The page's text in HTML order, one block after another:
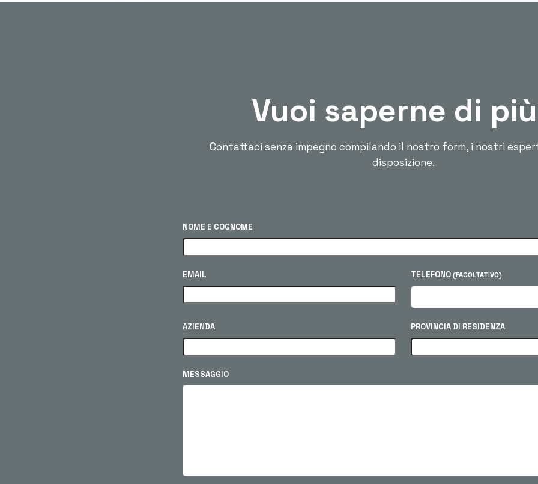
Vuoi saperne di
Contattaci senza impegno compilando il nostro form, i nostri
disposizione.
NOME E COGNOME
EMAIL TELEFONO (FACOLTATIVO)
AZIENDA PROVINCIA DI RESIDENZA
MESSAGGIO